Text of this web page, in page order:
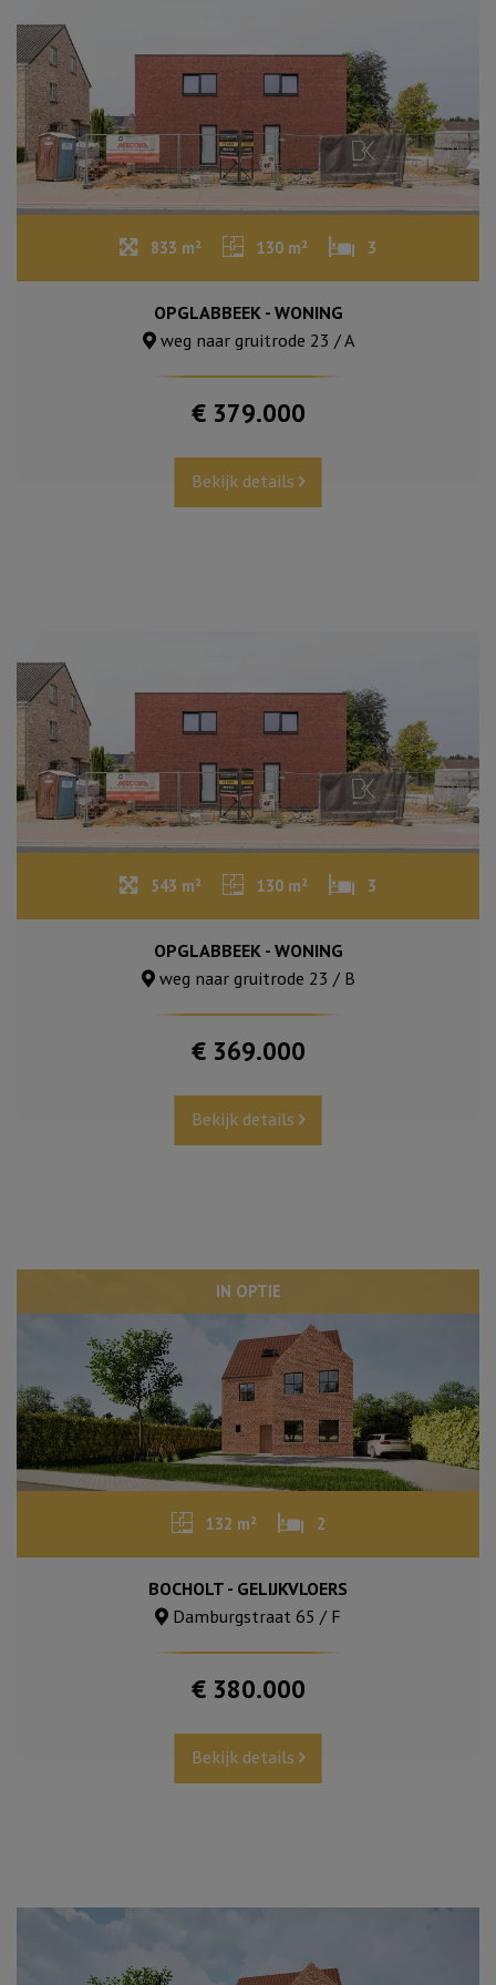
833 m² 130 m² 3
OPGLABBEEK - WONING
weg naar gruitrode 23 / A
€ 379.000
Bekijk details
543 m² 130 m² 3
OPGLABBEEK - WONING
weg naar gruitrode 23 / B
€ 369.000
Bekijk details
IN OPTIE
132 m² 2
BOCHOLT - GELIJKVLOERS
Damburgstraat 65 / F
€ 380.000
Bekijk details